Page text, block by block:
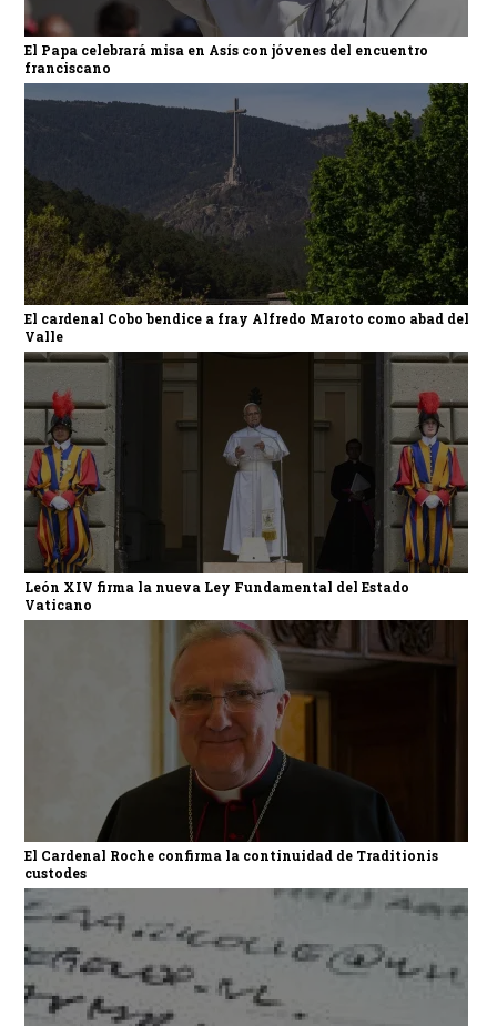
El Papa celebrará misa en Asís con jóvenes del encuentro
franciscano
El cardenal Cobo bendice a fray Alfredo Maroto como abad del
Valle
León XIV firma la nueva Ley Fundamental del Estado
Vaticano
El Cardenal Roche confirma la continuidad de Traditionis
custodes